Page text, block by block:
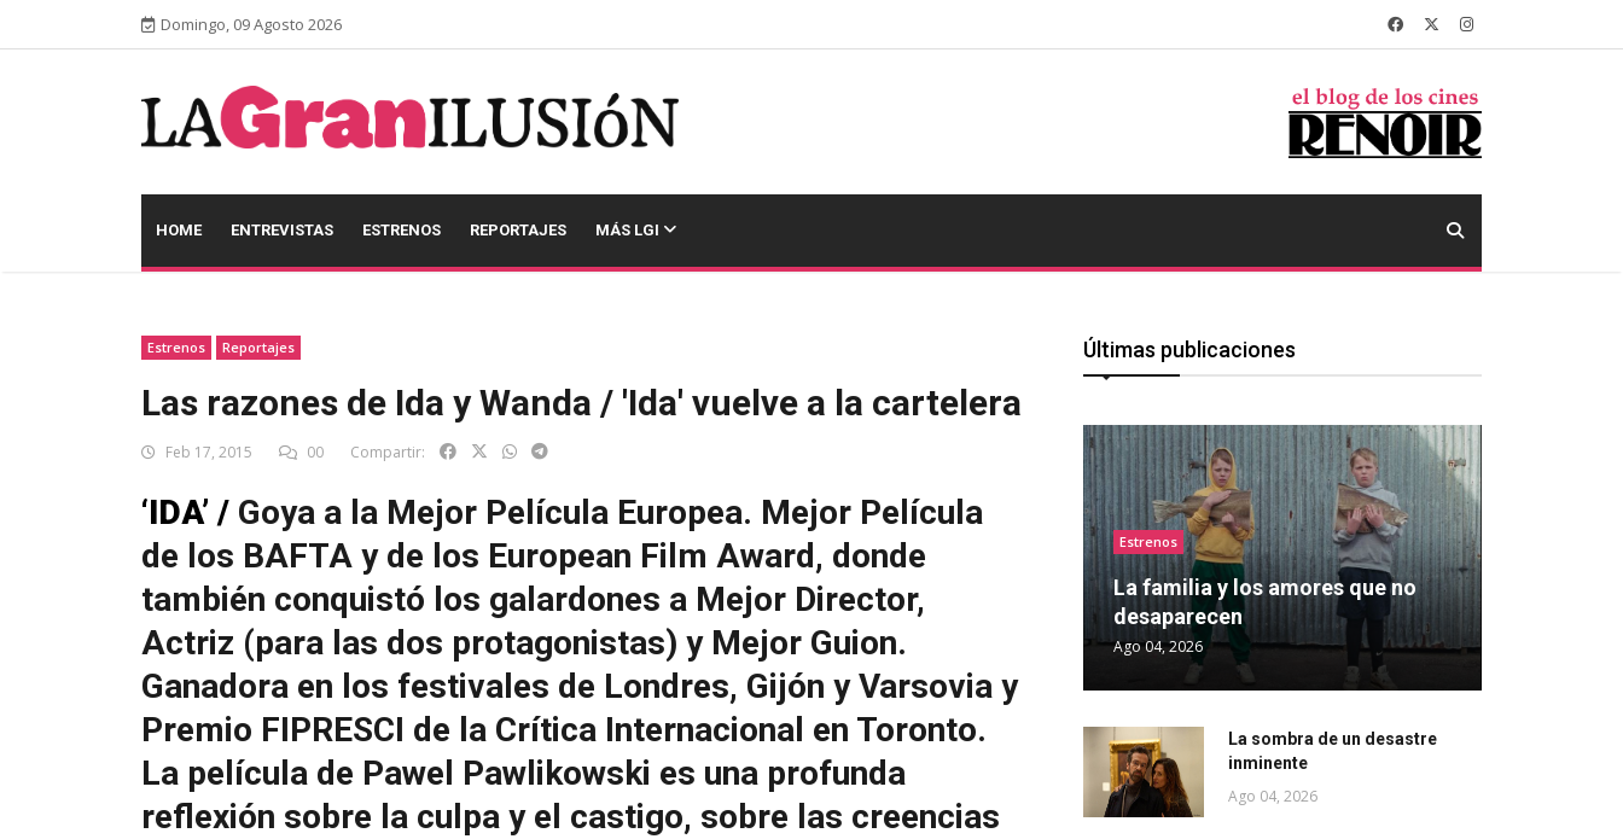
Domingo, 09 Agosto 2026
HOME ENTREVISTAS ESTRENOS REPORTAJES MÁS LGI
Estrenos Reportajes
Las razones de Ida y Wanda / 'Ida' vuelve a la cartelera
Feb 17, 2015 00 Compartir:
‘IDA’ / Goya a la Mejor Película Europea. Mejor Película
de los BAFTA y de los European Film Award, donde
también conquistó los galardones a Mejor Director,
Actriz (para las dos protagonistas) y Mejor Guion.
Ganadora en los festivales de Londres, Gijón y Varsovia y
Premio FIPRESCI de la Crítica Internacional en Toronto.
La película de Pawel Pawlikowski es una profunda
reflexión sobre la culpa y el castigo, sobre las creencias
Últimas publicaciones
Estrenos
La familia y los amores que no
desaparecen
Ago 04, 2026
La sombra de un desastre
inminente
Ago 04, 2026